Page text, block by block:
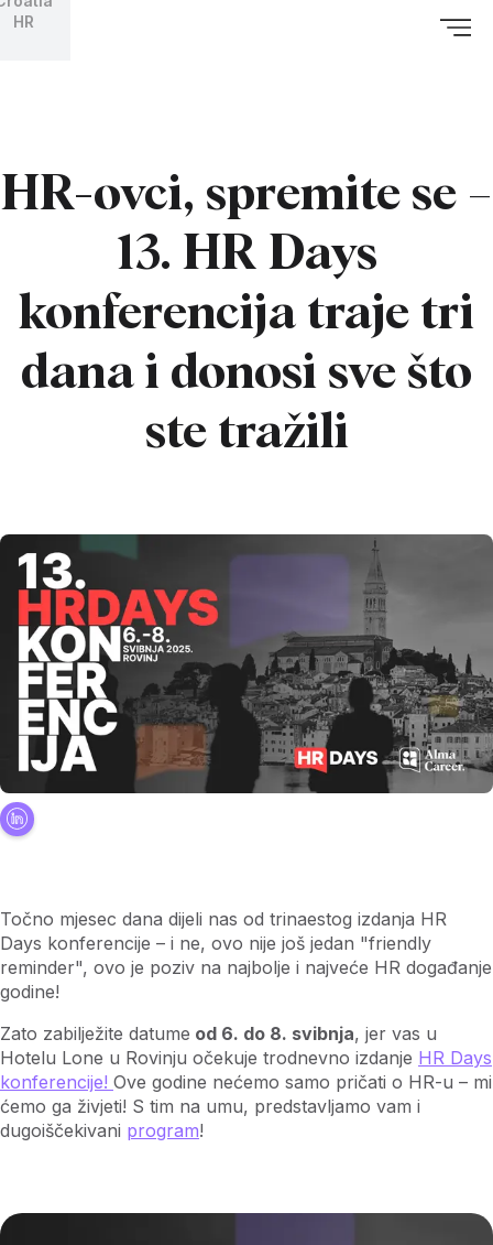
HR
HR-ovci, spremite se –
13. HR Days
konferencija traje tri
dana i donosi sve što
ste tražili
Točno mjesec dana dijeli nas od trinaestog izdanja HR
Days konferencije – i ne, ovo nije još jedan "friendly
reminder", ovo je poziv na najbolje i najveće HR događanje
godine!
Zato zabilježite datume od 6. do 8. svibnja, jer vas u
Hotelu Lone u Rovinju očekuje trodnevno izdanje HR Days
konferencije! Ove godine nećemo samo pričati o HR-u – mi
ćemo ga živjeti! S tim na umu, predstavljamo vam i
dugoiščekivani program!